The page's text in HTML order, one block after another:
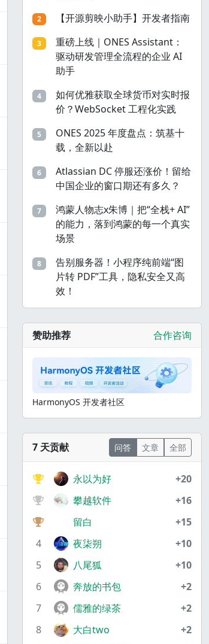
2 【开源剪映小助手】开发者指南
3
重磅上线｜ONES Assistant：
驱动研发管理全流程的企业 AI
助手
4
如何优雅获取全球货币对实时报
价？WebSocket 工程化实践
5
ONES 2025 年度盘点：筑基十
载，全新以赴
6
Atlassian DC 停服还涨价！留给
中国企业的窗口期还有多久？
7
鸿蒙人物志x朱博｜把“全栈+ AI”
的能力，落到鸿蒙的每一个真实
场景
8
告别服务器！小程序纯前端“图
片转 PDF”工具，隐私安全又高
效！
赞助推荐 合作咨询
HarmonyOS 开发者社区
7 天贡献 问答 文章 全部
永以为好
+20
攀越软件
+16
留白
+15
4
夜柒朔
+10
5
八尾狐
+10
6
奔放的书包
+2
7
儒雅的绿茶
+2
8
大白two
+2